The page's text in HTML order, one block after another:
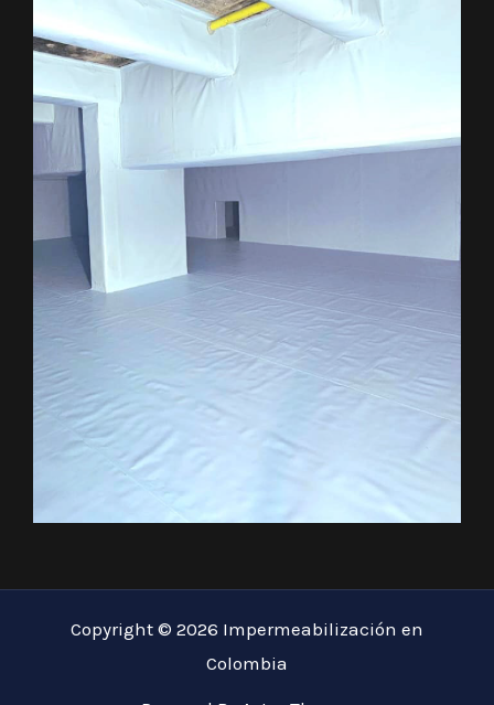
Copyright © 2026 Impermeabilización en
Colombia